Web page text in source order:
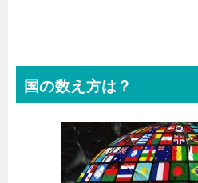
国の数え方は？